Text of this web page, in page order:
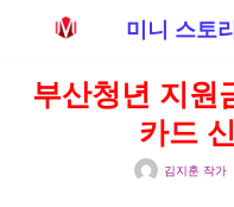
텐
미니 스토
부산청년 지원
카드
김지훈 작가